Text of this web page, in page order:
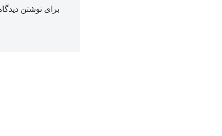
برای نوشتن دیدگاه